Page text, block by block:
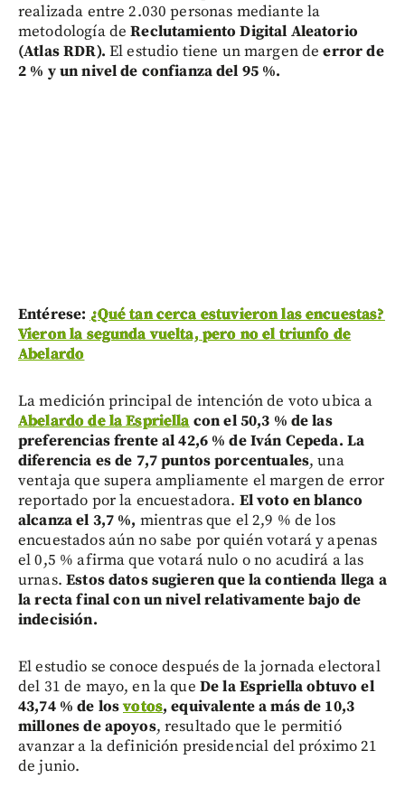
realizada entre 2.030 personas mediante la
metodología de Reclutamiento Digital Aleatorio
(Atlas RDR). El estudio tiene un margen de error de
2 % y un nivel de confianza del 95 %.
Entérese: ¿Qué tan cerca estuvieron las encuestas?
Vieron la segunda vuelta, pero no el triunfo de
Abelardo
La medición principal de intención de voto ubica a
Abelardo de la Espriella con el 50,3 % de las
preferencias frente al 42,6 % de Iván Cepeda. La
diferencia es de 7,7 puntos porcentuales, una
ventaja que supera ampliamente el margen de error
reportado por la encuestadora. El voto en blanco
alcanza el 3,7 %, mientras que el 2,9 % de los
encuestados aún no sabe por quién votará y apenas
el 0,5 % afirma que votará nulo o no acudirá a las
urnas.Estos datos sugieren que la contienda llega a
la recta final con un nivel relativamente bajo de
indecisión.
El estudio se conoce después de la jornada electoral
del 31 de mayo, en la que De la Espriella obtuvo el
43,74 % de losvotos, equivalente a más de 10,3
millones de apoyos, resultado que le permitió
avanzar a la definición presidencial del próximo 21
de junio.